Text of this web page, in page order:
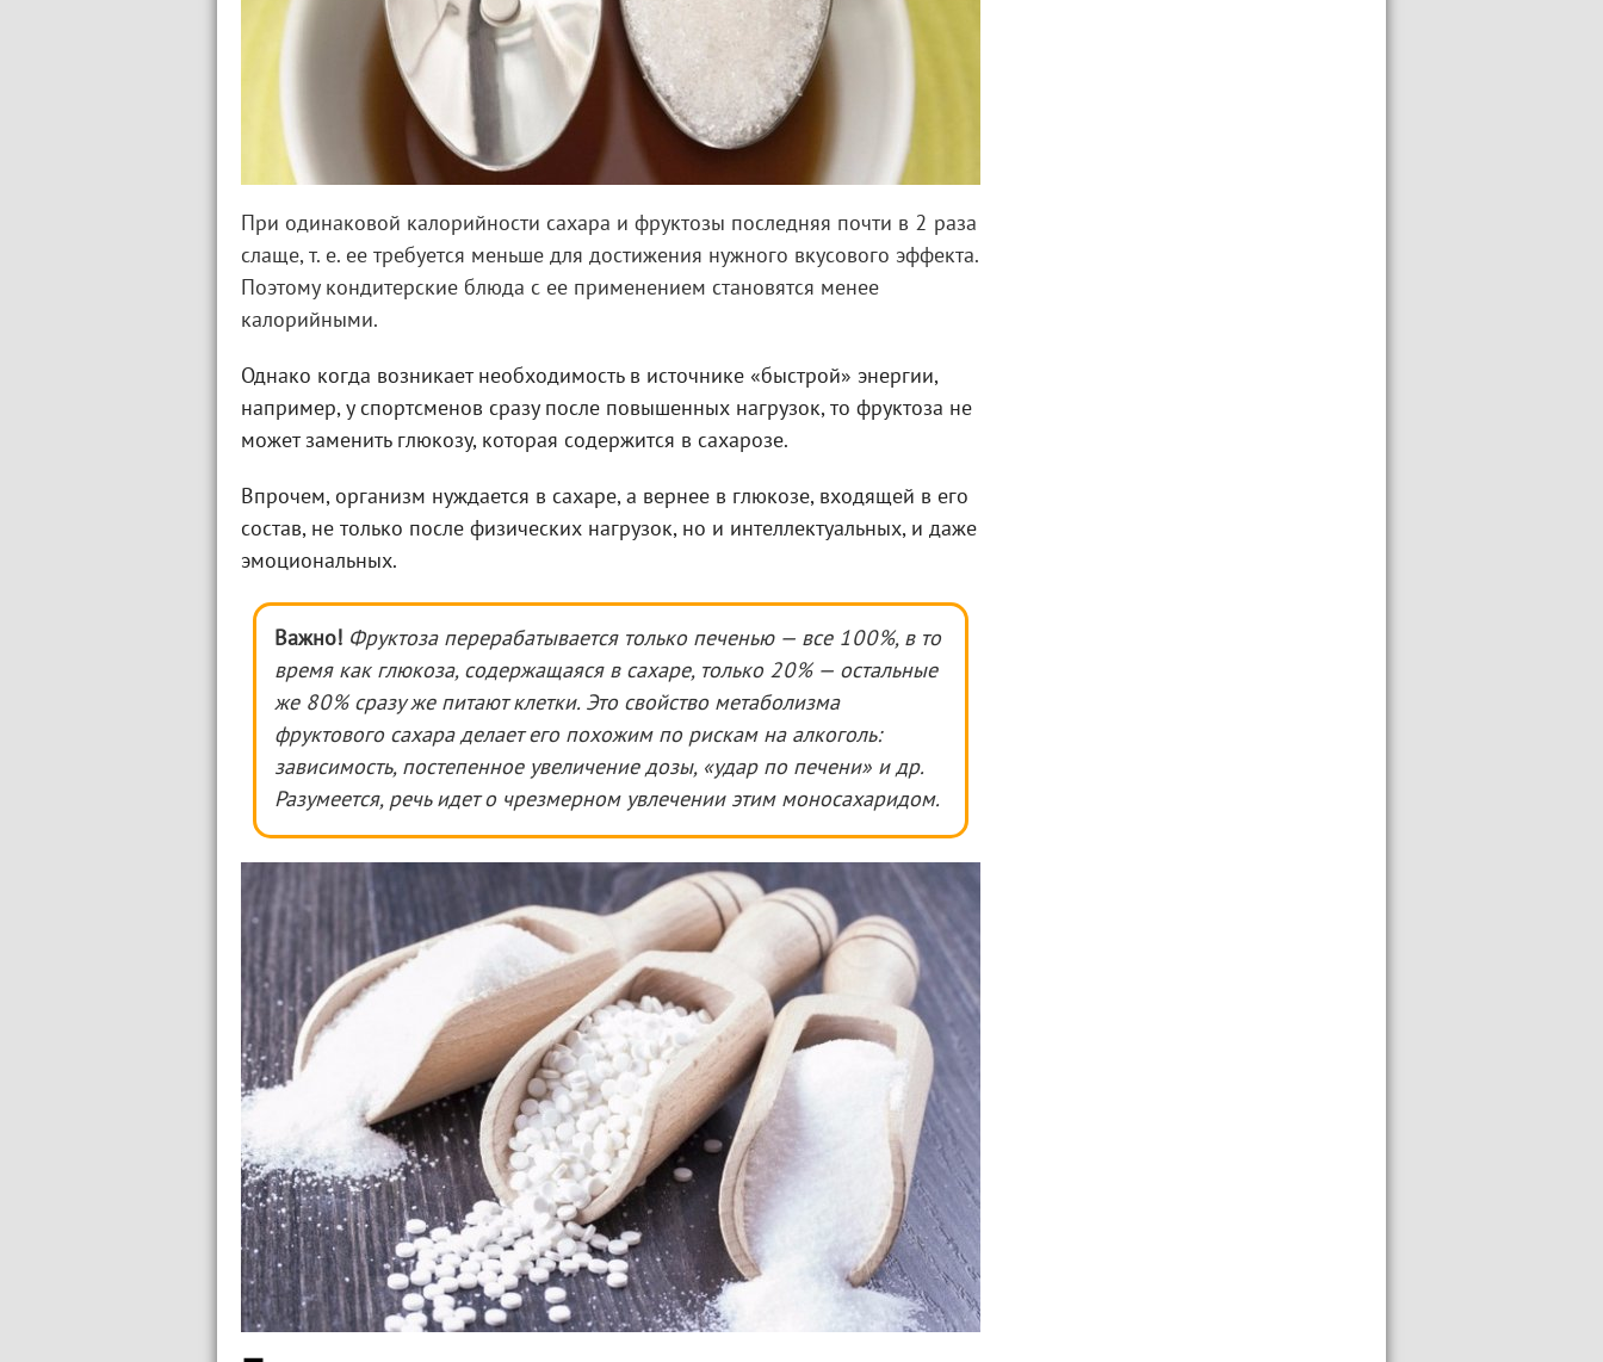
При одинаковой калорийности сахара и фруктозы последняя почти в 2 раза
слаще, т. е. ее требуется меньше для достижения нужного вкусового эффекта.
Поэтому кондитерские блюда с ее применением становятся менее
калорийными.
Однако когда возникает необходимость в источнике «быстрой» энергии,
например, у спортсменов сразу после повышенных нагрузок, то фруктоза не
может заменить глюкозу, которая содержится в сахарозе.
Впрочем, организм нуждается в сахаре, а вернее в глюкозе, входящей в его
состав, не только после физических нагрузок, но и интеллектуальных, и даже
эмоциональных.
Важно! Фруктоза перерабатывается только печенью — все 100%, в то
время как глюкоза, содержащаяся в сахаре, только 20% — остальные
же 80% сразу же питают клетки. Это свойство метаболизма
фруктового сахара делает его похожим по рискам на алкоголь:
зависимость, постепенное увеличение дозы, «удар по печени» и др.
Разумеется, речь идет о чрезмерном увлечении этим моносахаридом.